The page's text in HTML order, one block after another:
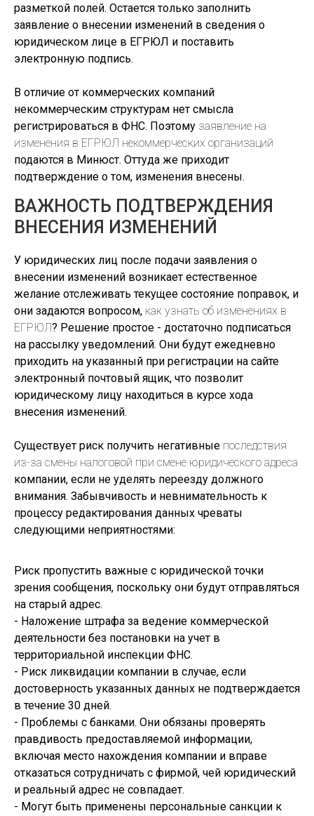
разметкой полей. Остается только заполнить
заявление о внесении изменений в сведения о
юридическом лице в ЕГРЮЛ и поставить
электронную подпись.
В отличие от коммерческих компаний
некоммерческим структурам нет смысла
регистрироваться в ФНС. Поэтому заявление на
изменения в ЕГРЮЛ некоммерческих организаций
подаются в Минюст. Оттуда же приходит
подтверждение о том, изменения внесены.
ВАЖНОСТЬ ПОДТВЕРЖДЕНИЯ
ВНЕСЕНИЯ ИЗМЕНЕНИЙ
У юридических лиц после подачи заявления о
внесении изменений возникает естественное
желание отслеживать текущее состояние поправок, и
они задаются вопросом, как узнать об изменениях в
ЕГРЮЛ? Решение простое - достаточно подписаться
на рассылку уведомлений. Они будут ежедневно
приходить на указанный при регистрации на сайте
электронный почтовый ящик, что позволит
юридическому лицу находиться в курсе хода
внесения изменений.
Существует риск получить негативные последствия
из-за смены налоговой при смене юридического адреса
компании, если не уделять переезду должного
внимания. Забывчивость и невнимательность к
процессу редактирования данных чреваты
следующими неприятностями:
Риск пропустить важные с юридической точки
зрения сообщения, поскольку они будут отправляться
на старый адрес.
- Наложение штрафа за ведение коммерческой
деятельности без постановки на учет в
территориальной инспекции ФНС.
- Риск ликвидации компании в случае, если
достоверность указанных данных не подтверждается
в течение 30 дней.
- Проблемы с банками. Они обязаны проверять
правдивость предоставляемой информации,
включая место нахождения компании и вправе
отказаться сотрудничать с фирмой, чей юридический
и реальный адрес не совпадает.
- Могут быть применены персональные санкции к